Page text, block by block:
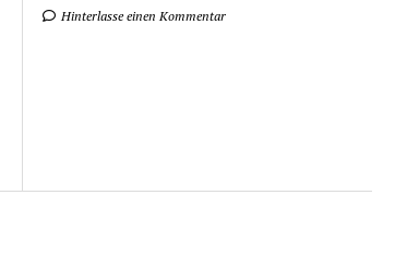
Hinterlasse einen Kommentar